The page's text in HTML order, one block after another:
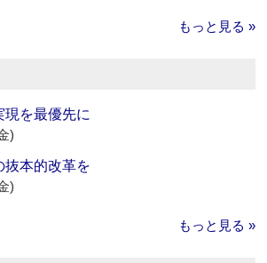
もっと見る »
現を最優先に
)
抜本的改革を
)
もっと見る »